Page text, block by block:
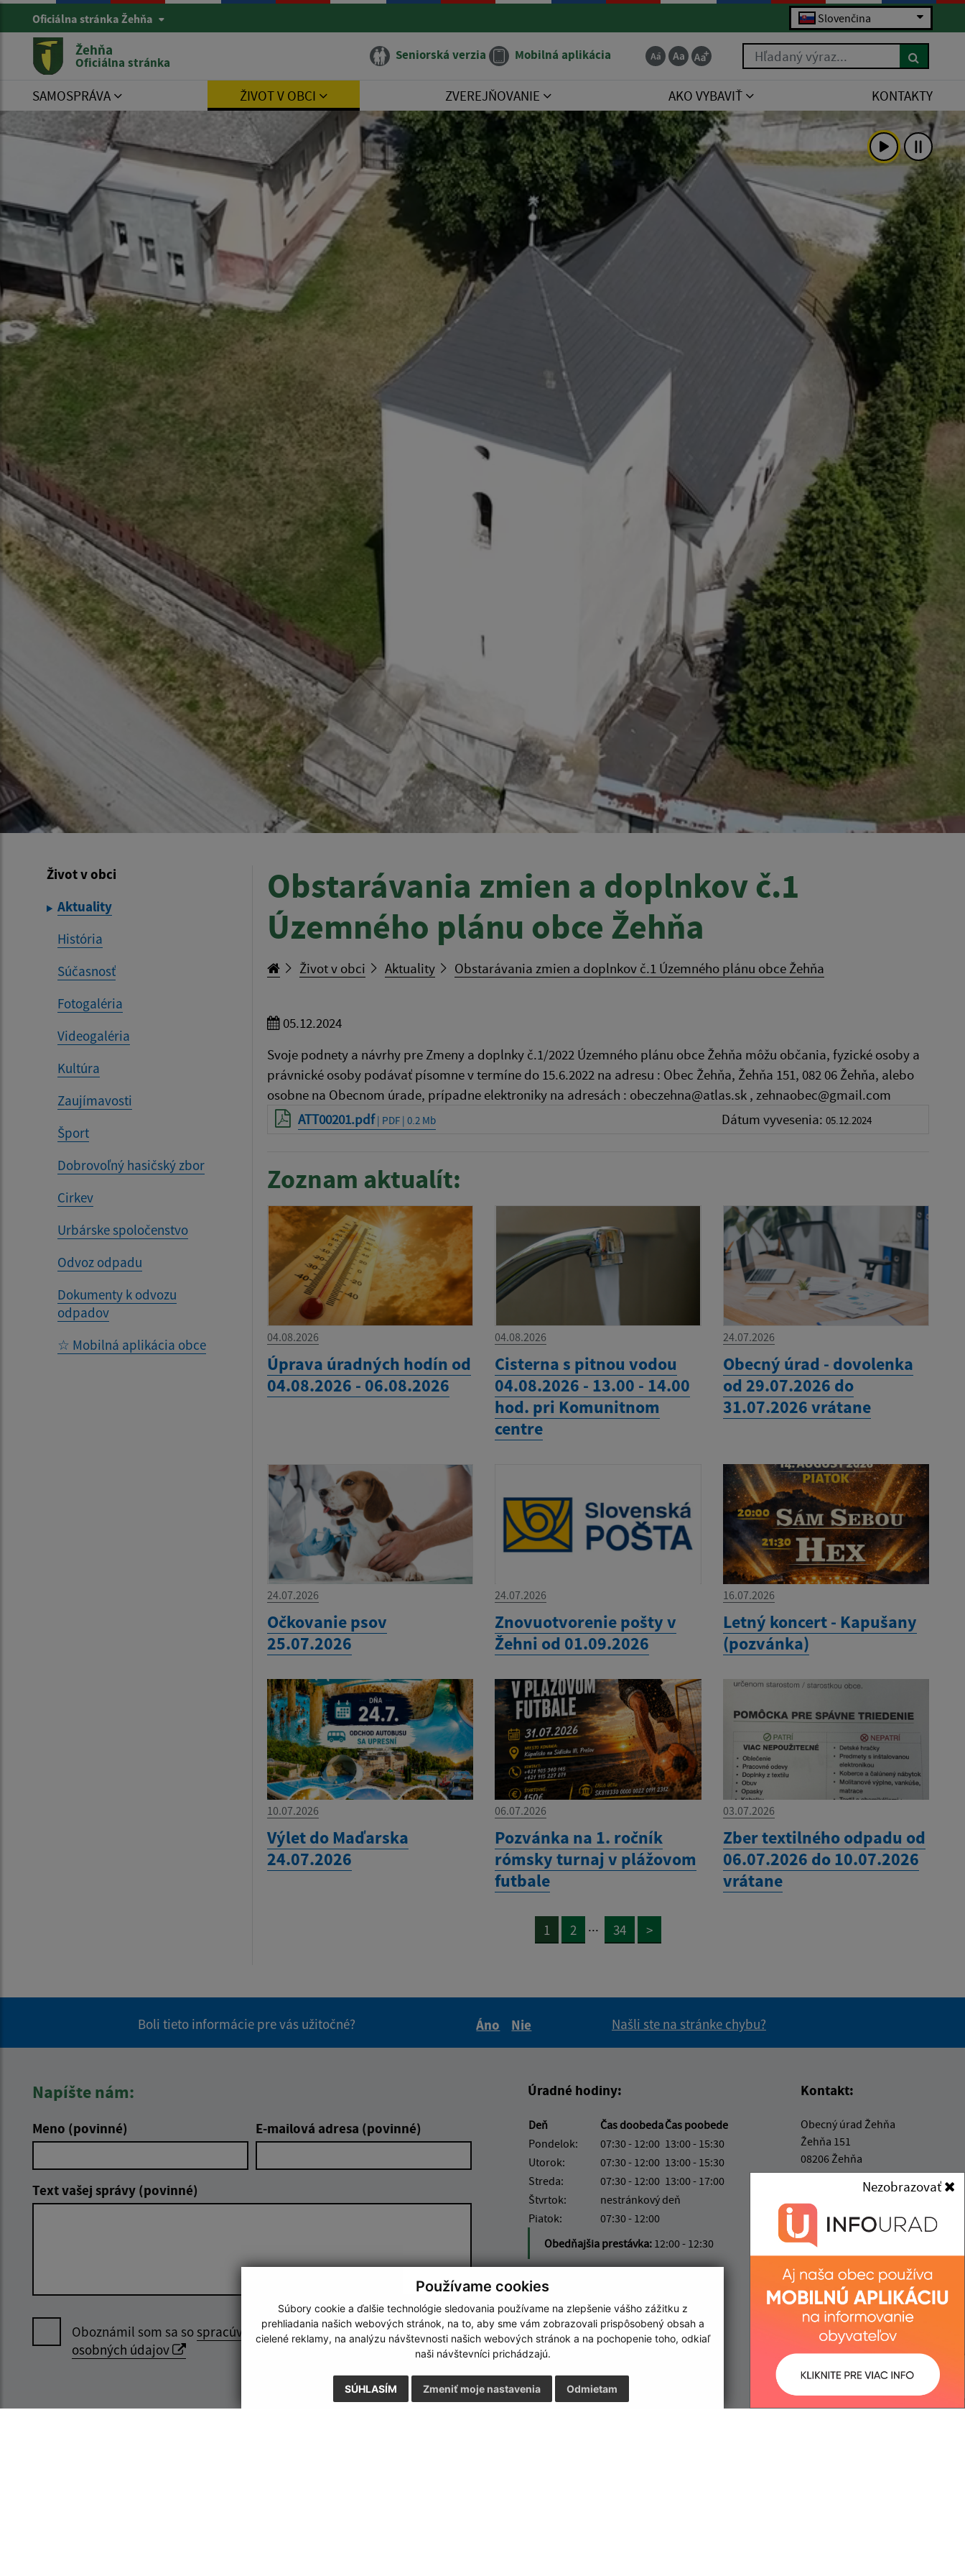
Používame cookies
Súbory cookie a ďalšie technológie sledovania používame na zlepšenie vášho zážitku z
prehliadania našich webových stránok, na to, aby sme vám zobrazovali prispôsobený obsah a
cielené reklamy, na analýzu návštevnosti našich webových stránok a na pochopenie toho, odkiaľ
naši návštevníci prichádzajú.
SÚHLASÍM Odmietam
Zmeniť moje nastavenia
Nezobrazovať
Oficiálna stránka Žehňa Slovenčina
Žehňa
Oficiálna stránka Seniorská verzia Mobilná aplikácia Hľadaný výraz...
SAMOSPRÁVA ŽIVOT V OBCI ZVEREJŇOVANIE AKO VYBAVIŤ KONTAKTY
Život v obci
Aktuality
História
Súčasnosť
Fotogaléria
Videogaléria
Kultúra
Zaujímavosti
Šport
Dobrovoľný hasičský zbor
Cirkev
Urbárske spoločenstvo
Odvoz odpadu
Dokumenty k odvozu
odpadov
☆ Mobilná aplikácia obce
Obstarávania zmien a doplnkov č.1
Územného plánu obce Žehňa
Život v obci Aktuality Obstarávania zmien a doplnkov č.1 Územného plánu obce Žehňa
05.12.2024
Svoje podnety a návrhy pre Zmeny a doplnky č.1/2022 Územného plánu obce Žehňa môžu občania, fyzické osoby a
právnické osoby podávať písomne v termíne do 15.6.2022 na adresu : Obec Žehňa, Žehňa 151, 082 06 Žehňa, alebo
osobne na Obecnom úrade, prípadne elektroniky na adresách : obeczehna@atlas.sk , zehnaobec@gmail.com
ATT00201.pdf| PDF | 0.2 Mb Dátum vyvesenia: 05.12.2024
Zoznam aktualít:
04.08.2026
Úprava úradných hodín od
04.08.2026 - 06.08.2026
04.08.2026
Cisterna s pitnou vodou
04.08.2026 - 13.00 - 14.00
hod. pri Komunitnom
centre
24.07.2026
Obecný úrad - dovolenka
od 29.07.2026 do
31.07.2026 vrátane
24.07.2026
Očkovanie psov
25.07.2026
24.07.2026
Znovuotvorenie pošty v
Žehni od 01.09.2026
16.07.2026
Letný koncert - Kapušany
(pozvánka)
10.07.2026
Výlet do Maďarska
24.07.2026
06.07.2026
Pozvánka na 1. ročník
rómsky turnaj v plážovom
futbale
03.07.2026
Zber textilného odpadu od
06.07.2026 do 10.07.2026
vrátane
1 2 ... 34 >
Boli tieto informácie pre vás užitočné?
Áno
Nie
Našli ste na stránke chybu?
Napíšte nám:
Meno (povinné) E-mailová adresa (povinné)
Text vašej správy (povinné)
Oboznámil som sa sospracúvaním
osobných údajov
Google reCaptcha Response
Odoslať správu
Úradné hodiny:
Deň Čas doobedaČas poobede
Pondelok:
07:30 - 12:00 13:00 - 15:30
Utorok:
07:30 - 12:00 13:00 - 15:30
Streda:
07:30 - 12:00 13:00 - 17:00
Štvrtok:
nestránkový deň
Piatok:
07:30 - 12:00
Obedňajšia prestávka: 12:00 - 12:30
Kontakt:
Obecný úrad Žehňa
Žehňa 151
08206 Žehňa
info@obec-zehna.sk
+421 517 798 328
IČO: 00328057